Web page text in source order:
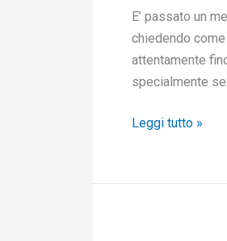
E’ passato un
chiedendo
attentamente
specialmente
quando
lo
hai
lasciato
Leggi tutto »